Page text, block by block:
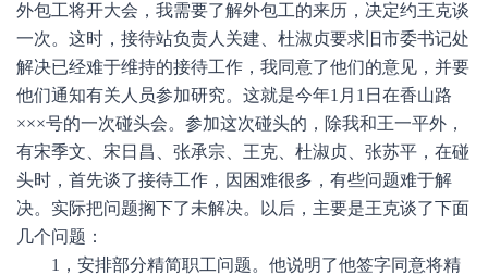
外包工将开大会，我需要了解外包工的来历，决定约王克谈
一次。这时，接待站负责人关建、杜淑贞要求旧市委书记处
解决已经难于维持的接待工作，我同意了他们的意见，并要
他们通知有关人员参加研究。这就是今年1月1日在香山路
×××号的一次碰头会。参加这次碰头的，除我和王一平外，
有宋季文、宋日昌、张承宗、王克、杜淑贞、张苏平，在碰
头时，首先谈了接待工作，因困难很多，有些问题难于解
决。实际把问题搁下了未解决。以后，主要是王克谈了下面
几个问题：
1，安排部分精简职工问题。他说明了他签字同意将精